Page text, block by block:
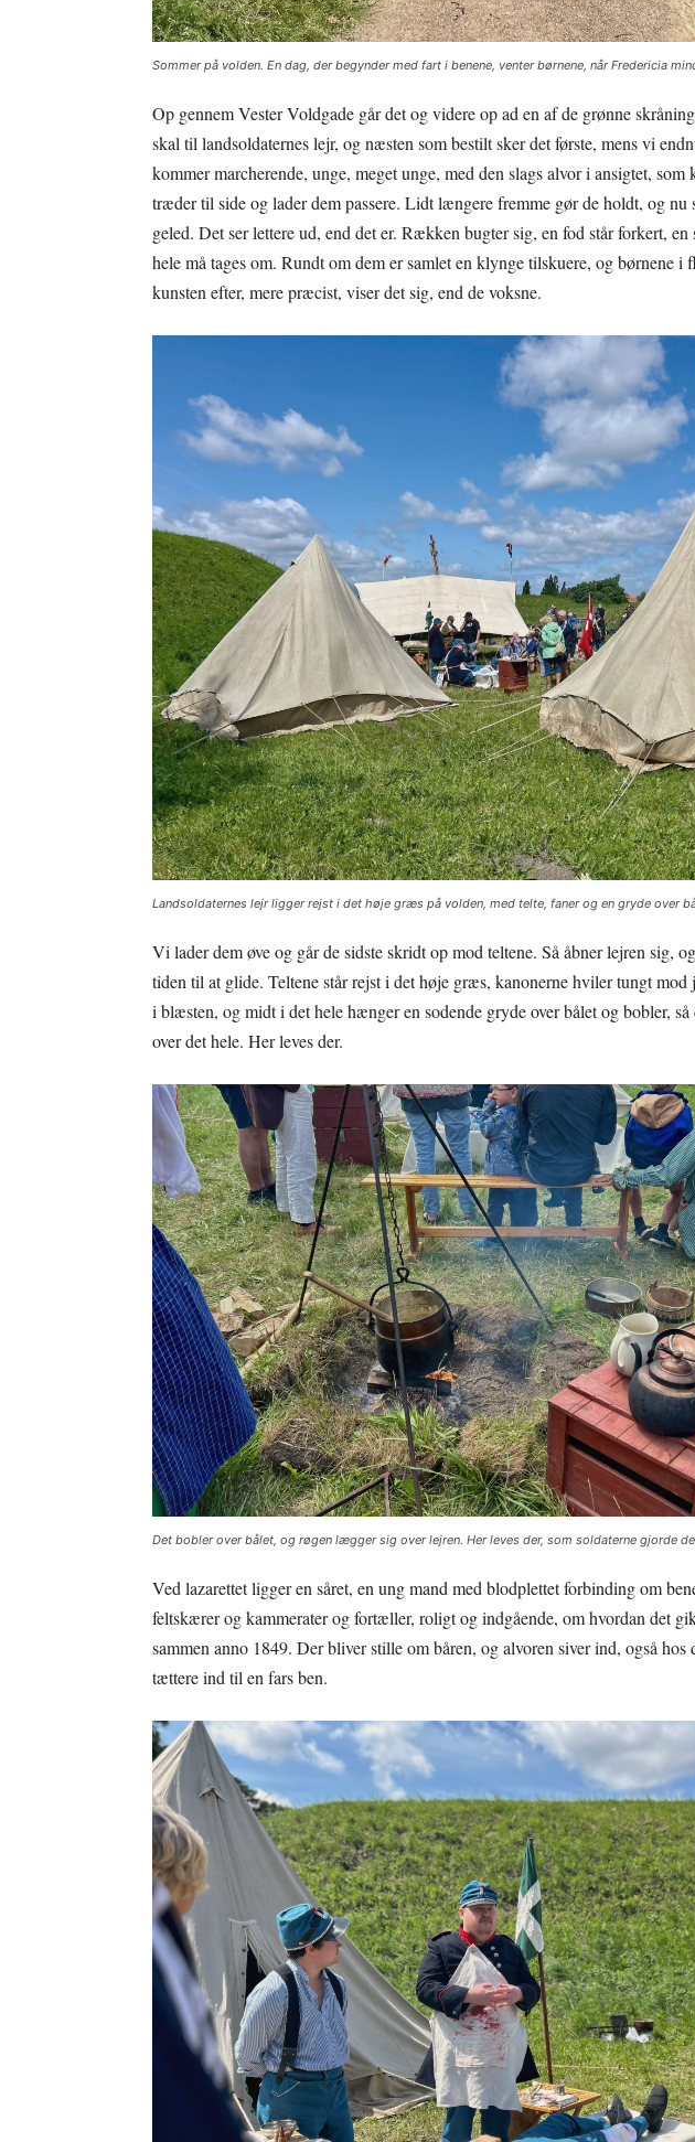
Sommer på volden. En dag, der begynder med fart i benene, venter børnene, når Fredericia
Op gennem Vester Voldgade går det og videre op ad en af de grønne
skal til landsoldaternes lejr, og næsten som bestilt sker det første, mens vi
kommer marcherende, unge, meget unge, med den slags alvor i ansigtet,
træder til side og lader dem passere. Lidt længere fremme gør de holdt, og nu
geled. Det ser lettere ud, end det er. Rækken bugter sig, en fod står forkert,
hele må tages om. Rundt om dem er samlet en klynge tilskuere, og børnene
kunsten efter, mere præcist, viser det sig, end de voksne.
Landsoldaternes lejr ligger rejst i det høje græs på volden, med telte, faner og en gryde over
Vi lader dem øve og går de sidste skridt op mod teltene. Så åbner lejren sig,
tiden til at glide. Teltene står rejst i det høje græs, kanonerne hviler tungt
i blæsten, og midt i det hele hænger en sodende gryde over bålet og bobler,
over det hele. Her leves der.
Det bobler over bålet, og røgen lægger sig over lejren. Her leves der, som soldaterne gjorde
Ved lazarettet ligger en såret, en ung mand med blodplettet forbinding om
feltskærer og kammerater og fortæller, roligt og indgående, om hvordan det
sammen anno 1849. Der bliver stille om båren, og alvoren siver ind, også
tættere ind til en fars ben.